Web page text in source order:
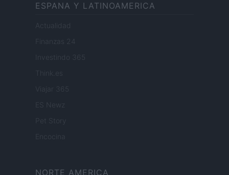
ESPANA Y LATINOAMERICA
Actualidad
Finanzas 24
Investindo 365
Think.es
Viajar 365
ES Newz
Encocina
NORTE AMERICA